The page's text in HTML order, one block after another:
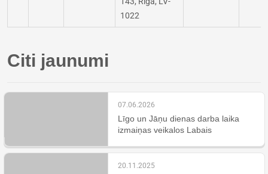
1022
Citi jaunumi
07.06.2026
Līgo un Jāņu dienas darba laika
izmaiņas veikalos Labais
20.11.2025